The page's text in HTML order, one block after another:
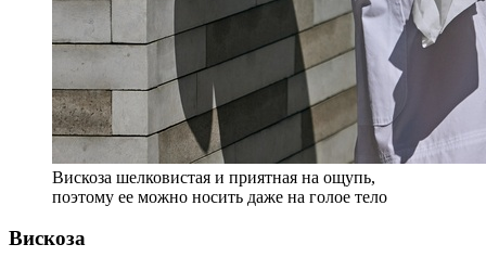
Вискоза шелковистая и приятная на ощупь,
поэтому ее можно носить даже на голое тело
Вискоза